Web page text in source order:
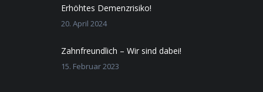
Erhöhtes Demenzrisiko!
20. April 2024
Zahnfreundlich – Wir sind dabei!
15. Februar 2023